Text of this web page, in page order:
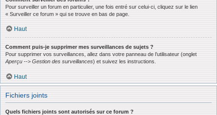
Pour surveiller un forum en particulier, une fois entré sur celui-ci, cliquez sur le lien
« Surveiller ce forum » qui se trouve en bas de page.
Haut
Comment puis-je supprimer mes surveillances de sujets ?
Pour supprimer vos surveillances, allez dans votre panneau de l’utilisateur (onglet
Aperçu --> Gestion des surveillances) et suivez les instructions.
Haut
Fichiers joints
Quels fichiers joints sont autorisés sur ce forum ?